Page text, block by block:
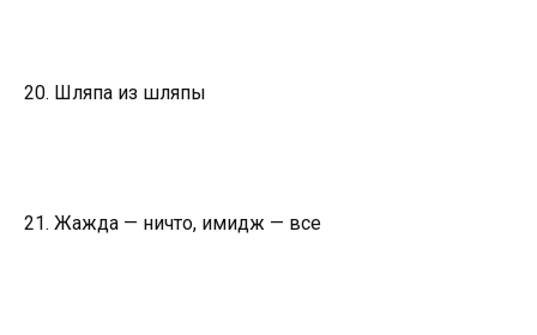
20. Шляпа из шляпы
21. Жажда — ничто, имидж — все